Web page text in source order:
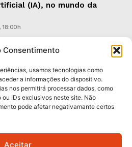
Consentimento
usamos tecnologias como
a informações do dispositivo.
nos permitirá processar dados, como
IDs exclusivos neste site. Não
pode afetar negativamante certos
Aceitar
(IA), no mundo da